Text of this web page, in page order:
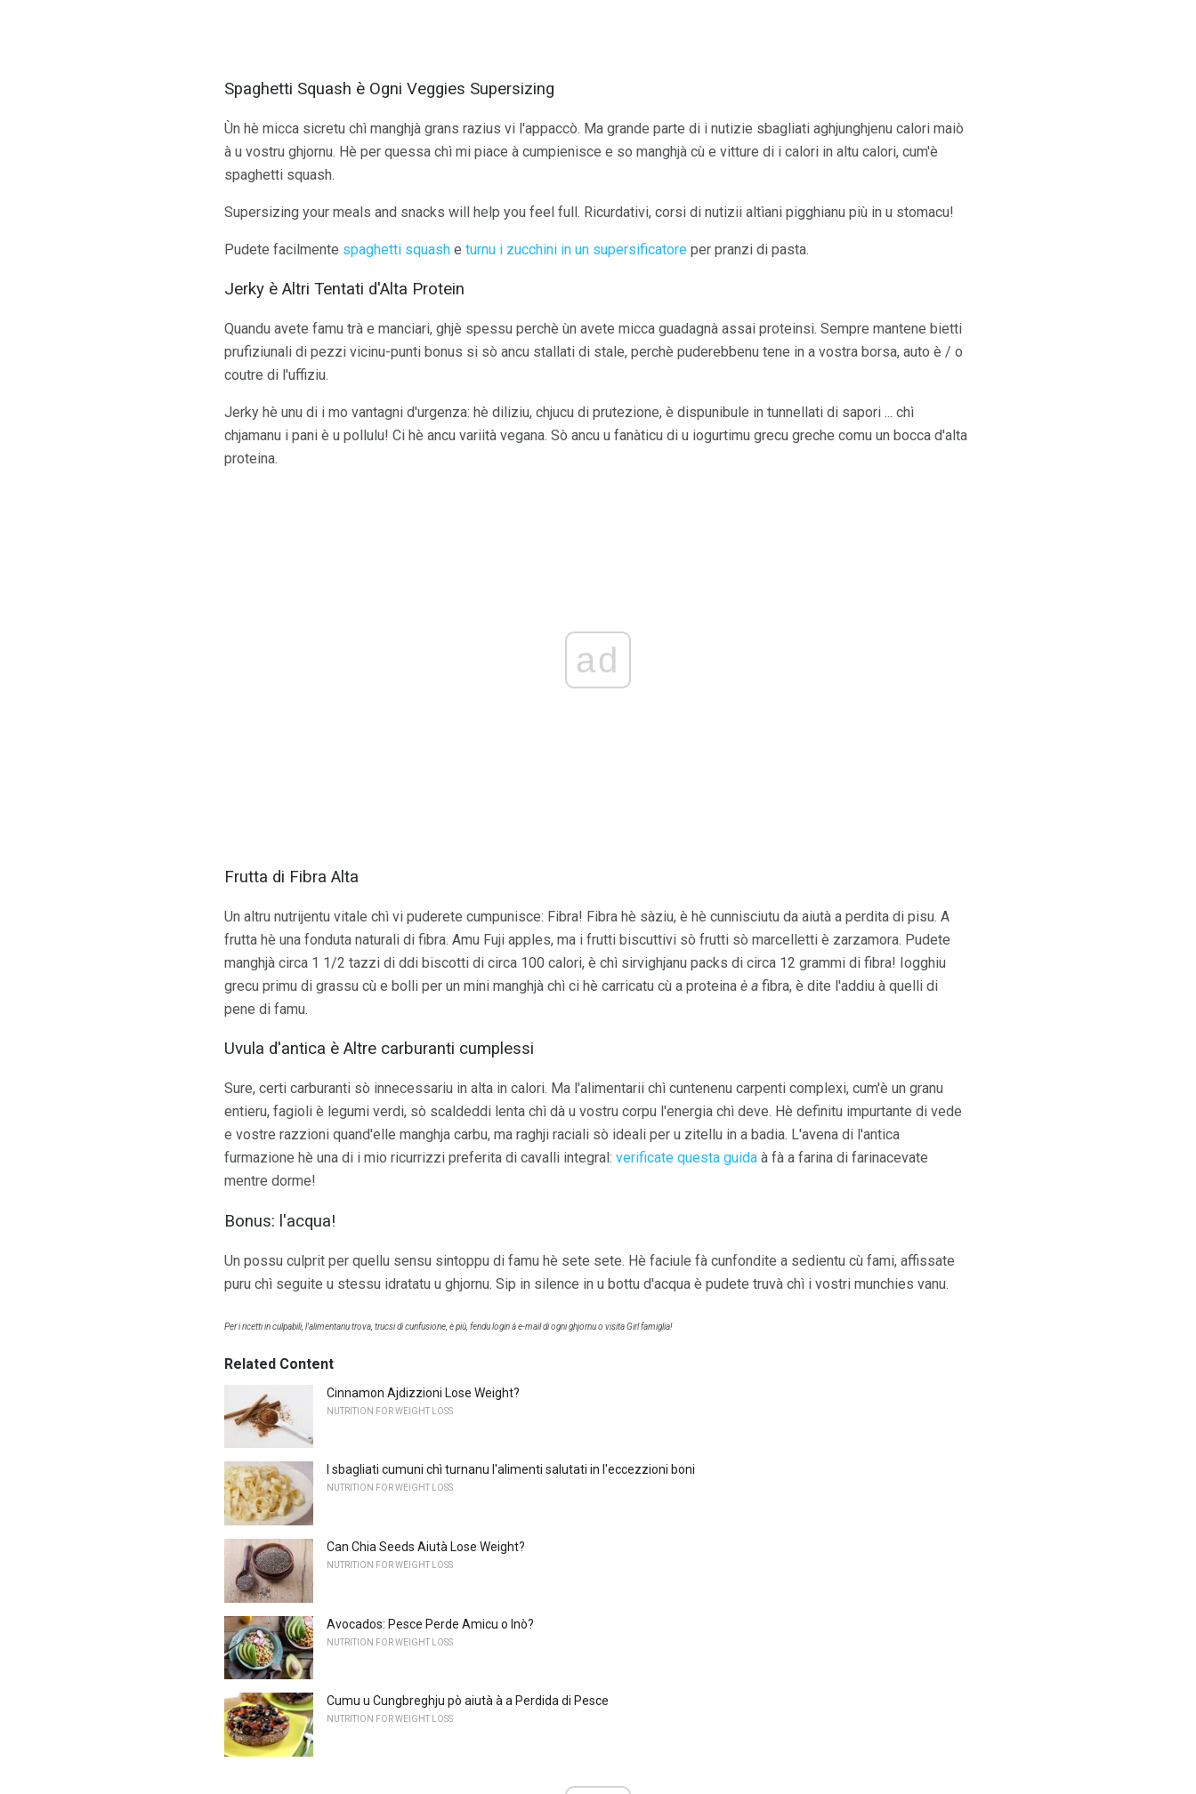
Spaghetti Squash è Ogni Veggies Supersizing
Ùn hè micca sicretu chì manghjà grans razius vi l'appaccò. Ma grande parte di i nutizie sbagliati aghjunghjenu calori maiò
à u vostru ghjornu. Hè per quessa chì mi piace à cumpienisce e so manghjà cù e vitture di i calori in altu calori, cum'è
spaghetti squash.
Supersizing your meals and snacks will help you feel full. Ricurdativi, corsi di nutizii altìani pigghianu più in u stomacu!
Pudete facilmente spaghetti squash e turnu i zucchini in un supersificatore per pranzi di pasta.
Jerky è Altri Tentati d'Alta Protein
Quandu avete famu trà e manciari, ghjè spessu perchè ùn avete micca guadagnà assai proteinsi. Sempre mantene bietti
prufiziunali di pezzi vicinu-punti bonus si sò ancu stallati di stale, perchè puderebbenu tene in a vostra borsa, auto è / o
coutre di l'uffiziu.
Jerky hè unu di i mo vantagni d'urgenza: hè diliziu, chjucu di prutezione, è dispunibule in tunnellati di sapori ... chì
chjamanu i pani è u pollulu! Ci hè ancu variità vegana. Sò ancu u fanàticu di u iogurtimu grecu greche comu un bocca d'alta
proteina.
ad
Frutta di Fibra Alta
Un altru nutrijentu vitale chì vi puderete cumpunisce: Fibra! Fibra hè sàziu, è hè cunnisciutu da aiutà a perdita di pisu. A
frutta hè una fonduta naturali di fibra. Amu Fuji apples, ma i frutti biscuttivi sò frutti sò marcelletti è zarzamora. Pudete
manghjà circa 1 1/2 tazzi di ddi biscotti di circa 100 calori, è chì sirvighjanu packs di circa 12 grammi di fibra! Iogghiu
grecu primu di grassu cù e bolli per un mini manghjà chì ci hè carricatu cù a proteina è a fibra, è dite l'addiu à quelli di
pene di famu.
Uvula d'antica è Altre carburanti cumplessi
Sure, certi carburanti sò innecessariu in alta in calori. Ma l'alimentarii chì cuntenenu carpenti complexi, cum'è un granu
entieru, fagioli è legumi verdi, sò scaldeddi lenta chì dà u vostru corpu l'energia chì deve. Hè definitu impurtante di vede
e vostre razzioni quand'elle manghja carbu, ma raghji raciali sò ideali per u zitellu in a badia. L'avena di l'antica
furmazione hè una di i mio ricurrizzi preferita di cavalli integral: verificate questa guida à fà a farina di farinacevate
mentre dorme!
Bonus: l'acqua!
Un possu culprit per quellu sensu sintoppu di famu hè sete sete. Hè faciule fà cunfondite a sedientu cù fami, affissate
puru chì seguite u stessu idratatu u ghjornu. Sip in silence in u bottu d'acqua è pudete truvà chì i vostri munchies vanu.
Per i ricetti in culpabili, l'alimentariu trova, trucsi di cunfusione, è più, fendu login à e-mail di ogni ghjornu o visita Girl famiglia!
Related Content
Cinnamon Ajdizzioni Lose Weight?
NUTRITION FOR WEIGHT LOSS
I sbagliati cumuni chì turnanu l'alimenti salutati in l'eccezzioni boni
NUTRITION FOR WEIGHT LOSS
Can Chia Seeds Aiutà Lose Weight?
NUTRITION FOR WEIGHT LOSS
Avocados: Pesce Perde Amicu o Inò?
NUTRITION FOR WEIGHT LOSS
Cumu u Cungbreghju pò aiutà à a Perdida di Pesce
NUTRITION FOR WEIGHT LOSS